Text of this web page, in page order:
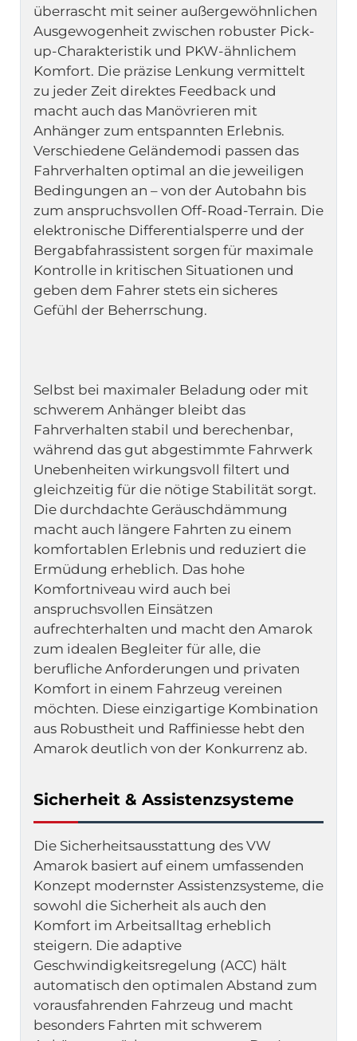
überrascht mit seiner außergewöhnlichen
Ausgewogenheit zwischen robuster Pick-
up-Charakteristik und PKW-ähnlichem
Komfort. Die präzise Lenkung vermittelt
zu jeder Zeit direktes Feedback und
macht auch das Manövrieren mit
Anhänger zum entspannten Erlebnis.
Verschiedene Geländemodi passen das
Fahrverhalten optimal an die jeweiligen
Bedingungen an – von der Autobahn bis
zum anspruchsvollen Off-Road-Terrain. Die
elektronische Differentialsperre und der
Bergabfahrassistent sorgen für maximale
Kontrolle in kritischen Situationen und
geben dem Fahrer stets ein sicheres
Selbst bei maximaler Beladung oder mit
schwerem Anhänger bleibt das
Fahrverhalten stabil und berechenbar,
während das gut abgestimmte Fahrwerk
Unebenheiten wirkungsvoll filtert und
gleichzeitig für die nötige Stabilität sorgt.
Die durchdachte Geräuschdämmung
macht auch längere Fahrten zu einem
komfortablen Erlebnis und reduziert die
Ermüdung erheblich. Das hohe
Komfortniveau wird auch bei
anspruchsvollen Einsätzen
aufrechterhalten und macht den Amarok
zum idealen Begleiter für alle, die
berufliche Anforderungen und privaten
Komfort in einem Fahrzeug vereinen
möchten. Diese einzigartige Kombination
aus Robustheit und Raffiniesse hebt den
Amarok deutlich von der Konkurrenz ab.
Sicherheit & Assistenzsysteme
Die Sicherheitsausstattung des VW
Amarok basiert auf einem umfassenden
Konzept modernster Assistenzsysteme, die
sowohl die Sicherheit als auch den
Komfort im Arbeitsalltag erheblich
steigern. Die adaptive
Geschwindigkeitsregelung (ACC) hält
automatisch den optimalen Abstand zum
vorausfahrenden Fahrzeug und macht
besonders Fahrten mit schwerem